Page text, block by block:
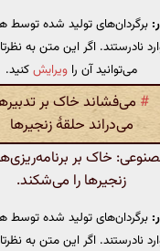
برگردان‌های تولید شده
نادرستند. اگر این متن به
می‌توانید آن را ویرایشکنید.
# می‌فشاند خاک بر
می‌دراند حلقهٔ زنجیرها
خاک بر
زنجیرها را می‌شکند.
برگردان‌های تولید شده
نادرستند. اگر این متن به